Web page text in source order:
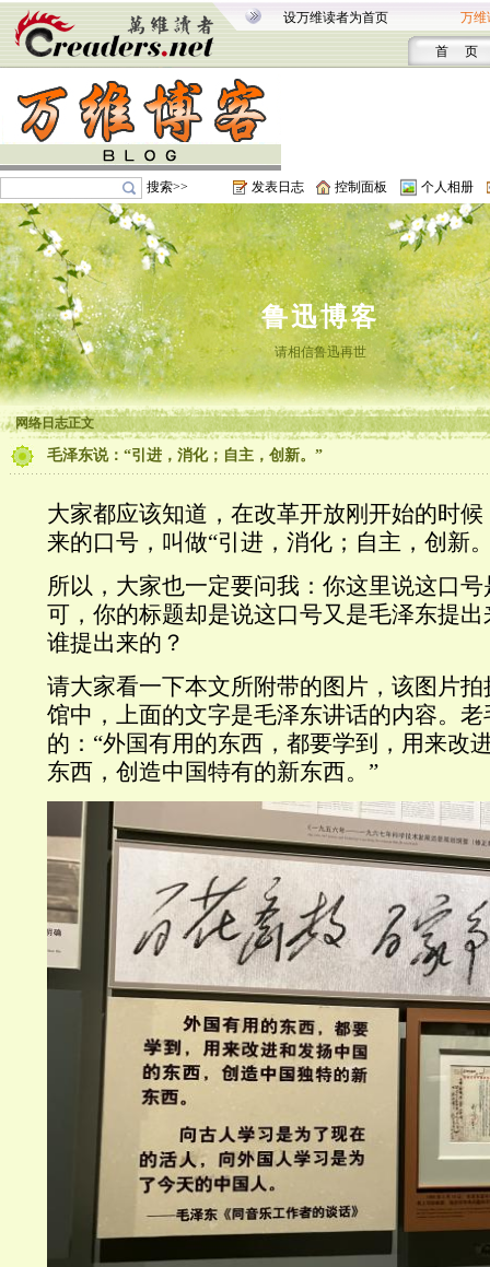
设万维读者为首页 万维
首 页
搜索>> 发表日志 控制面板 个人相册
鲁迅博客
请相信鲁迅再世
网络日志正文
毛泽东说：“引进，消化；自主，创新。”
大家都应该知道，在改革开放刚开始的时
来的口号，叫做“引进，消化；自主，创新
所以，大家也一定要问我：你这里说这口
可，你的标题却是说这口号又是毛泽东提
谁提出来的？
请大家看一下本文所附带的图片，该图片
馆中，上面的文字是毛泽东讲话的内容。
的：“外国有用的东西，都要学到，用来改
东西，创造中国特有的新东西。”